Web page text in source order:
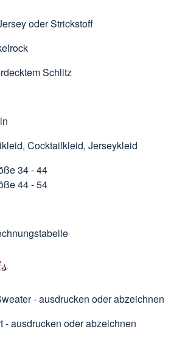
oder Strickstoff
Schlitz
Cocktailkleid, Jerseykleid
34 - 44
44 - 54
-ausdrucken oderabzeichnen
-ausdrucken oderabzeichnen